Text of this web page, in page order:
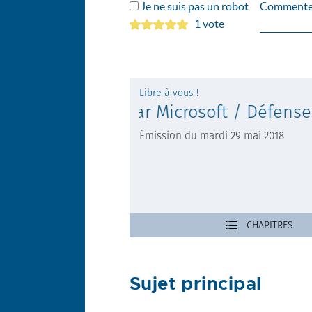
Je ne suis pas un robot
1 vote
Sujet principal